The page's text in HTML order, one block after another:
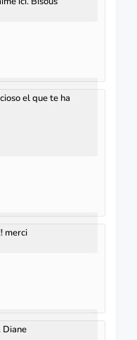
el que te ha
merci
Diane